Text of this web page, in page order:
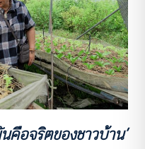
คือจริตของชาวบ้าน’